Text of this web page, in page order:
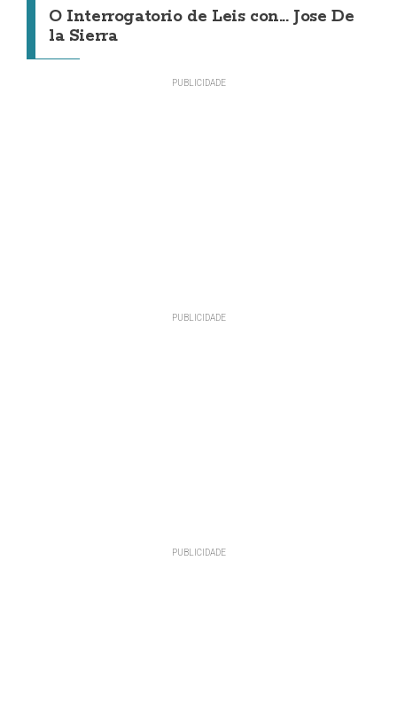
O Interrogatorio de Leis con... Jose De
la Sierra